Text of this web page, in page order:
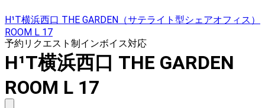
H¹T横浜西口 THE GARDEN（サテライト型シェアオフィス）
ROOM L 17
予約リクエスト制インボイス対応
H¹T横浜西口 THE GARDEN
ROOM L 17